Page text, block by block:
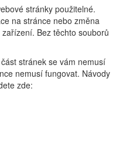
stránky použitelné.
na stránce nebo změna
Bez těchto souborů
stránek se vám nemusí
nemusí fungovat. Návody
zde: